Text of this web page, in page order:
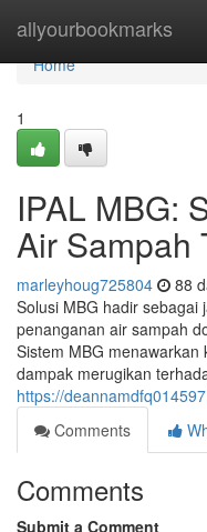
allyourbookmarks
Home
Home
1
IPAL MBG:
Air Sampah
marleyhoug725804 88
Solusi MBG hadir sebagai
penanganan air sampah
Sistem MBG
dampak merugikan
https://
Comments
Comments
Submit a Comment